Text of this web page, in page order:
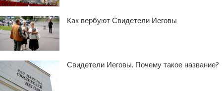
Как вербуют Свидетели Иеговы
Свидетели Иеговы. Почему такое название?